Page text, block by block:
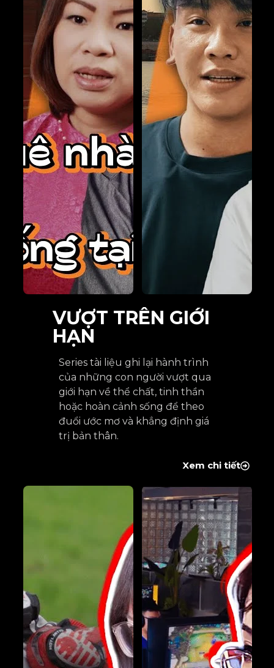
VƯỢT TRÊN GIỚI
HẠN
Series tài liệu ghi lại hành trình
của những con người vượt qua
giới hạn về thể chất, tinh thần
hoặc hoàn cảnh sống để theo
đuổi ước mơ và khẳng định giá
trị bản thân.
Xem chi tiết